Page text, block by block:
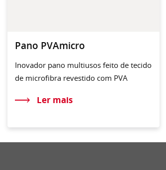
Pano PVAmicro
Inovador pano multiusos feito de tecido
de microfibra revestido com PVA
Ler mais